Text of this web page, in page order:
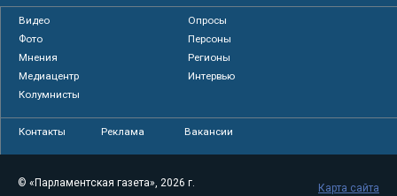
Видео
Опросы
Фото
Персоны
Мнения
Регионы
Медиацентр
Интервью
Колумнисты
Контакты Реклама Вакансии
© «Парламентская газета», 2026 г.
Карта сайта